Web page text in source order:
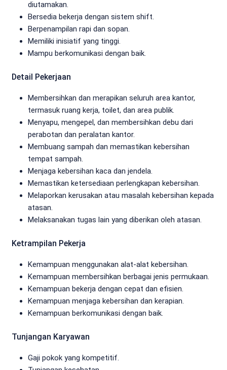
diutamakan.
Bersedia bekerja dengan sistem shift.
Berpenampilan rapi dan sopan.
Memiliki inisiatif yang tinggi.
Mampu berkomunikasi dengan baik.
Detail Pekerjaan
Membersihkan dan merapikan seluruh area kantor,
termasuk ruang kerja, toilet, dan area publik.
Menyapu, mengepel, dan membersihkan debu dari
perabotan dan peralatan kantor.
Membuang sampah dan memastikan kebersihan
tempat sampah.
Menjaga kebersihan kaca dan jendela.
Memastikan ketersediaan perlengkapan kebersihan.
Melaporkan kerusakan atau masalah kebersihan kepada
atasan.
Melaksanakan tugas lain yang diberikan oleh atasan.
Ketrampilan Pekerja
Kemampuan menggunakan alat-alat kebersihan.
Kemampuan membersihkan berbagai jenis permukaan.
Kemampuan bekerja dengan cepat dan efisien.
Kemampuan menjaga kebersihan dan kerapian.
Kemampuan berkomunikasi dengan baik.
Tunjangan Karyawan
Gaji pokok yang kompetitif.